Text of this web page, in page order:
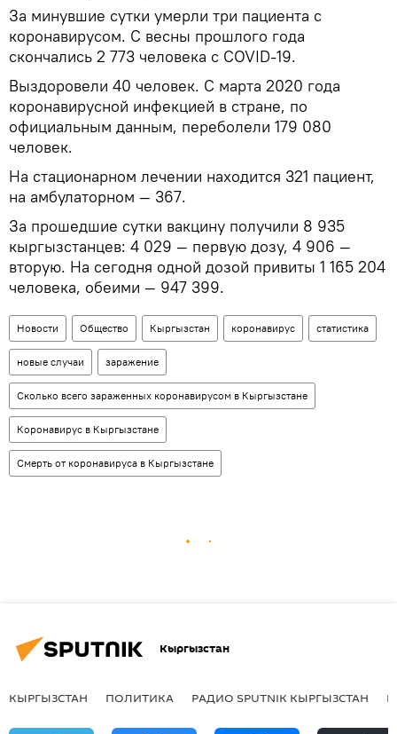
За минувшие сутки умерли три пациента с
коронавирусом. С весны прошлого года
скончались 2 773 человека с COVID-19.
Выздоровели 40 человек. С марта 2020 года
коронавирусной инфекцией в стране, по
официальным данным, переболели 179 080
человек.
На стационарном лечении находится 321 пациент,
на амбулаторном — 367.
За прошедшие сутки вакцину получили 8 935
кыргызстанцев: 4 029 — первую дозу, 4 906 —
вторую. На сегодня одной дозой привиты 1 165 204
человека, обеими — 947 399.
Новости Общество Кыргызстан коронавирус статистика
новые случаи заражение
Сколько всего зараженных коронавирусом в Кыргызстане
Коронавирус в Кыргызстане
Смерть от коронавируса в Кыргызстане
Кыргызстан
КЫРГЫЗСТАН ПОЛИТИКА РАДИО SPUTNIK КЫРГЫЗСТАН